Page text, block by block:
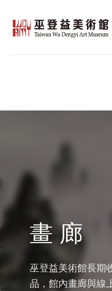
content
畫 廊
巫登益美術館長期
品，館內畫廊與線